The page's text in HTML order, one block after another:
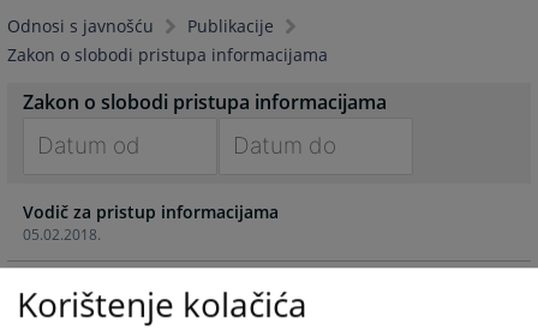
Odnosi s javnošću
Publikacije
Zakon o slobodi pristupa informacijama
Zakon o slobodi pristupa informacijama
forward
to
interact
with
the
forward
interact
with
the
05.02.2018.
Vodič za pristup informacijama
Korištenje kolačića